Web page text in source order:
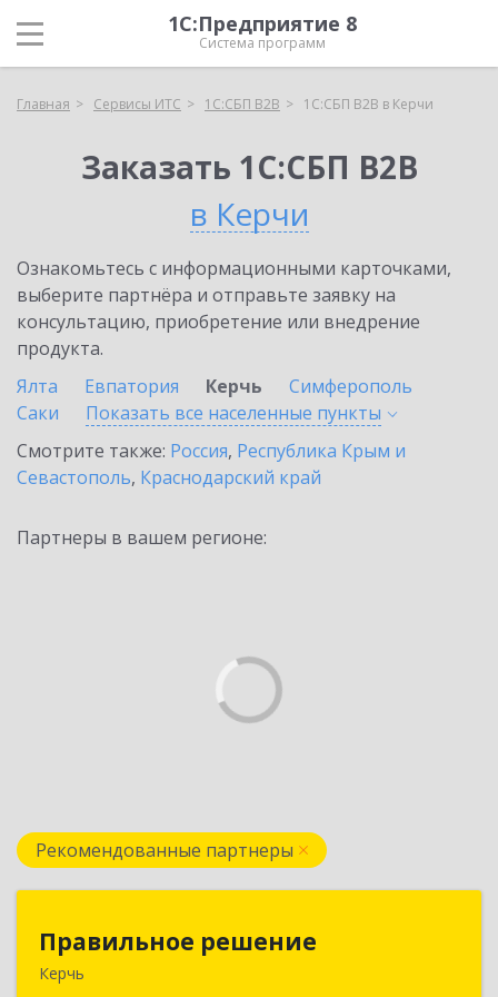
1С:Предприятие 8
Система программ
Главная Сервисы ИТС 1С:СБП B2B 1С:СБП B2B в Керчи
Заказать 1С:СБП B2B
в Керчи
Ознакомьтесь с информационными карточками,
выберите партнёра и отправьте заявку на
консультацию, приобретение или внедрение
продукта.
Ялта
Евпатория Керчь
Симферополь
Саки
Показать все населенные пункты
Смотрите также: Россия, Республика Крым и
Севастополь, Краснодарский край
Партнеры в вашем регионе:
Рекомендованные партнеры
Правильное решение
Керчь298330, Крым Респ, Керчь г, Адмиралтейский